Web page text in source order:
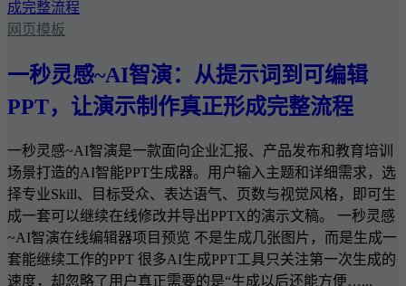
网页模板
一秒灵感~AI智演：从提示词到可编辑
PPT，让演示制作真正形成完整流程
一秒灵感~AI智演是一款面向企业汇报、产品发布和教育培训
场景打造的AI智能PPT生成器。用户输入主题和详细需求，选
择专业Skill、目标受众、表达语气、页数与视觉风格，即可生
成一套可以继续在线修改并导出PPTX的演示文稿。 一秒灵感
~AI智演在线编辑器项目预览 不是生成几张图片，而是生成一
套能继续工作的PPT 很多AI生成PPT工具只关注第一次生成的
速度，却忽略了用户真正需要的是“生成以后还能方便…...